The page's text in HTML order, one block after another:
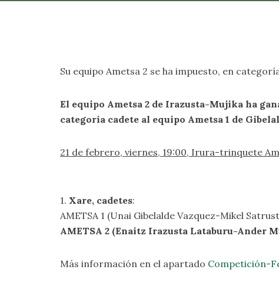
Su equipo Ametsa 2 se ha impuesto, en
El equipo Ametsa 2 de Irazusta-Mujika ha
categoría cadete al equipo Ametsa 1 de
21 de febrero, viernes, 19:00, Irura-trinquete
1. Xare, cadetes:
AMETSA 1 (Unai Gibelalde Vazquez-Mikel
AMETSA 2 (Enaitz Irazusta Lataburu-Ander
Más información en el apartado Competición-